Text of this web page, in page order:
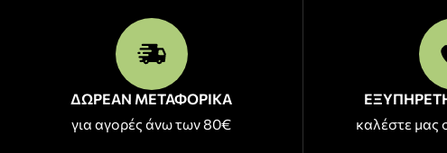
ΔΩΡΕΑΝ ΜΕΤΑΦΟΡΙΚΑ
για αγορές άνω των 80€
καλέστε μας